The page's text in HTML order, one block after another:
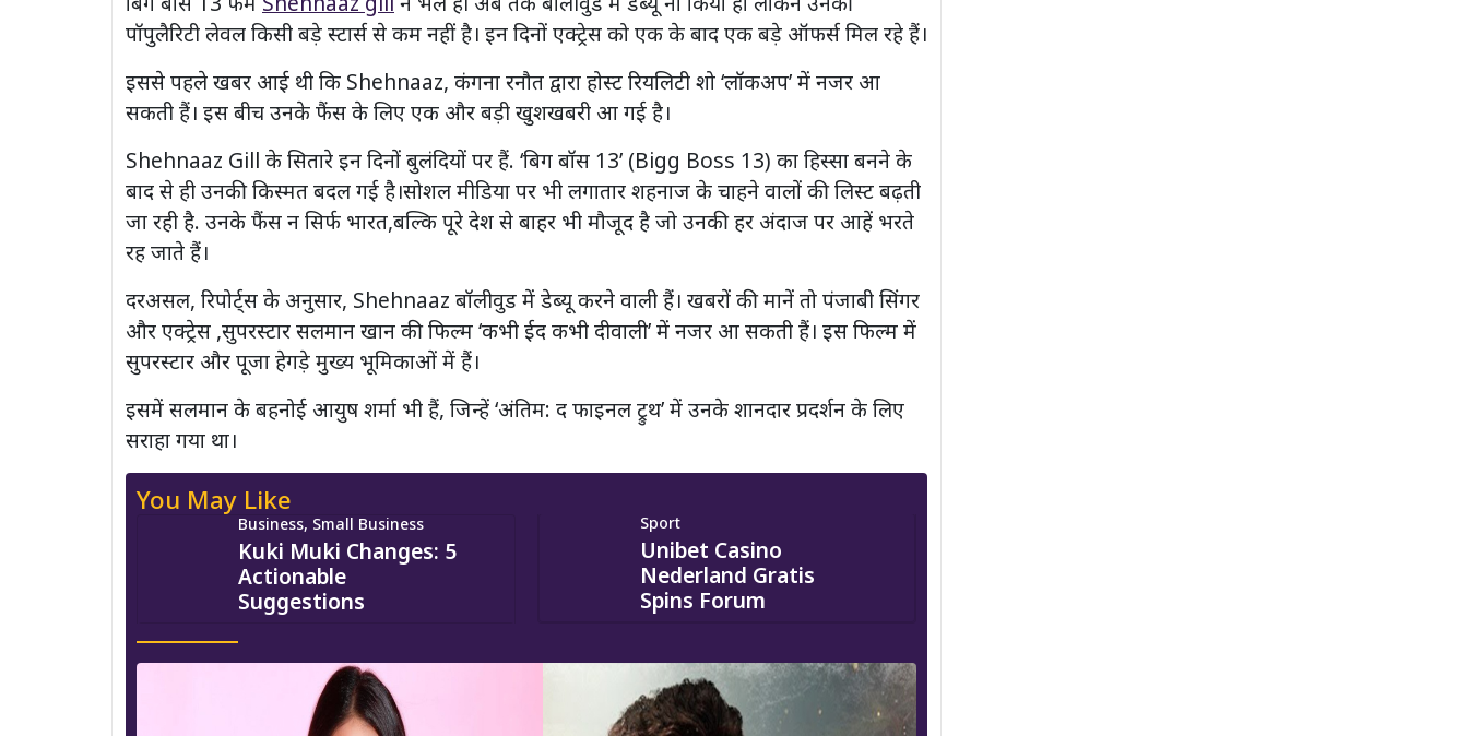
पॉपुलैरिटी लेवल किसी बड़े स्टार्स से कम नहीं है। इन दिनों एक्ट्रेस को एक के बाद एक बड़े ऑफर्स मिल रहे हैं।
इससे पहले खबर आई थी कि Shehnaaz, कंगना रनौत द्वारा होस्ट रियलिटी शो ‘लॉकअप’ में नजर आ
सकती हैं। इस बीच उनके फैंस के लिए एक और बड़ी खुशखबरी आ गई है।
Shehnaaz Gill के सितारे इन दिनों बुलंदियों पर हैं. ‘बिग बॉस 13’ (Bigg Boss 13) का हिस्सा बनने के
बाद से ही उनकी किस्मत बदल गई है।सोशल मीडिया पर भी लगातार शहनाज के चाहने वालों की लिस्ट बढ़ती
जा रही है. उनके फैंस न सिर्फ भारत,बल्कि पूरे देश से बाहर भी मौजूद है जो उनकी हर अंदाज पर आहें भरते
रह जाते हैं।
दरअसल, रिपोर्ट्स के अनुसार, Shehnaaz बॉलीवुड में डेब्यू करने वाली हैं। खबरों की मानें तो पंजाबी सिंगर
और एक्ट्रेस ,सुपरस्टार सलमान खान की फिल्म ‘कभी ईद कभी दीवाली’ में नजर आ सकती हैं। इस फिल्म में
सुपरस्टार और पूजा हेगड़े मुख्य भूमिकाओं में हैं।
इसमें सलमान के बहनोई आयुष शर्मा भी हैं, जिन्हें ‘अंतिम: द फाइनल ट्रुथ’ में उनके शानदार प्रदर्शन के लिए
सराहा गया था।
You May Like
Business, Small Business
Kuki Muki Changes: 5
Actionable
Suggestions
Sport
Unibet Casino
Nederland Gratis
Spins Forum